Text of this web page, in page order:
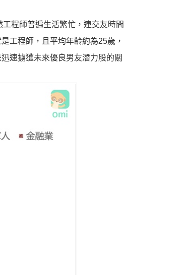
程師普遍生活繁忙，連交友時間
工程師，且平均年齡約為25歲，
速擄獲未來優良男友潛力股的關